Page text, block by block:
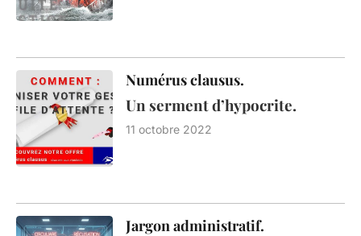
Numérus clausus.
Un serment d’hypocrite.
11 octobre 2022
Jargon administratif.